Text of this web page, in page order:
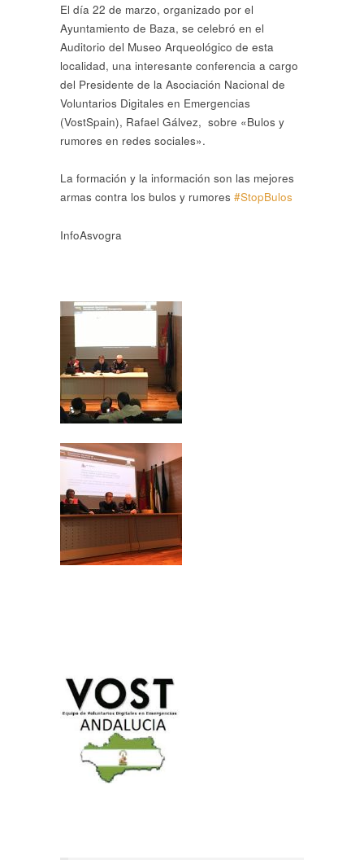
El día 22 de marzo, organizado por el
Ayuntamiento de Baza, se celebró en el
Auditorio del Museo Arqueológico de esta
localidad, una interesante conferencia a cargo
del Presidente de la Asociación Nacional de
Voluntarios Digitales en Emergencias
(VostSpain), Rafael Gálvez, sobre «Bulos y
rumores en redes sociales».
La formación y la información son las mejores
armas contra los bulos y rumores #StopBulos
InfoAsvogra